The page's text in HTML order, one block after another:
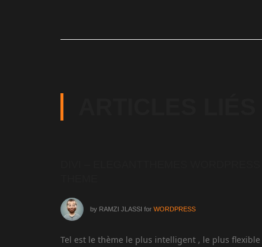
by RAMZI JLASSI for WORDPRESS
Tel est le thème le plus intelligent , le plus flexible